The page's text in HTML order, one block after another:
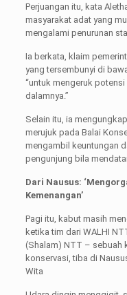
Perjuangan itu, kata
masyarakat adat yang
mengalami penurunan
Ia berkata, klaim
yang tersembunyi di
“untuk mengeruk
dalamnya.”
Selain itu, ia
merujuk pada Balai
mengambil keuntungan
pengunjung bila
Dari Nausus:
Kemenangan’
Pagi itu, kabut masih
ketika tim dari WALHI
(Shalam) NTT – sebuah
konservasi, tiba di
Wita